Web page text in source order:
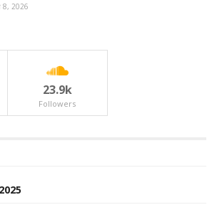
8, 2026
23.9k
Followers